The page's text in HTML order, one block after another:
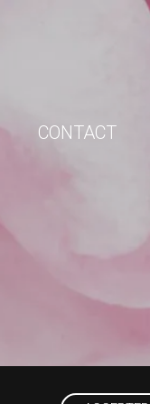
CONTACT